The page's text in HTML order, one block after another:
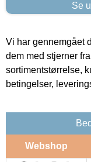
Se
Vi har gennemgået
dem med stjerner
sortimentstørrelse,
betingelser,
Webshop